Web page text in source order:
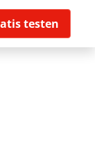
testen